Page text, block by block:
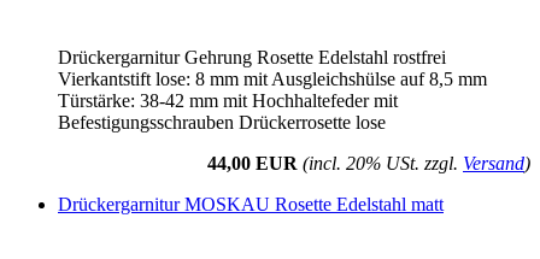
Drückergarnitur Gehrung Rosette Edelstahl rostfrei
Vierkantstift lose: 8 mm mit Ausgleichshülse auf 8,5 mm
Türstärke: 38-42 mm mit Hochhaltefeder mit
Befestigungsschrauben Drückerrosette lose
44,00 EUR (incl. 20% USt. zzgl. Versand)
Drückergarnitur MOSKAU Rosette Edelstahl matt